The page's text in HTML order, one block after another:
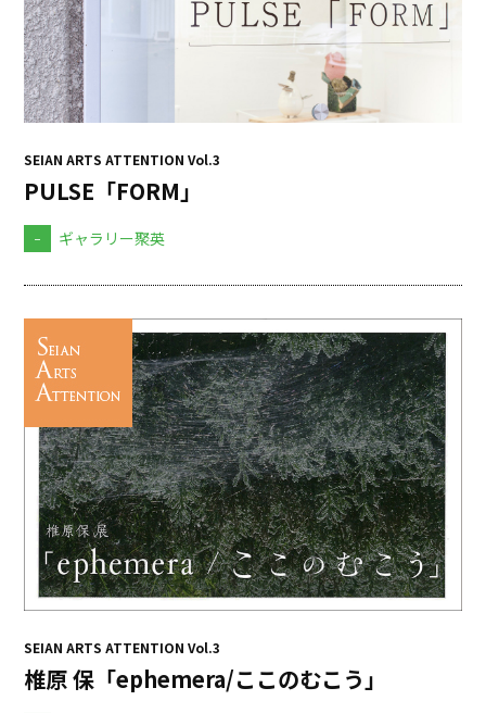
SEIAN ARTS ATTENTION Vol.3
PULSE「FORM」
- ギャラリー聚英
SEIAN ARTS ATTENTION Vol.3
椎原 保「ephemera/ここのむこう」